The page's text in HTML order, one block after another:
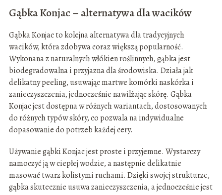
Gąbka Konjac – alternatywa dla wacików
Gąbka Konjac to kolejna alternatywa dla tradycyjnych
wacików, która zdobywa coraz większą popularność.
Wykonana z naturalnych włókien roślinnych, gąbka jest
biodegradowalna i przyjazna dla środowiska. Działa jak
delikatny peeling, usuwając martwe komórki naskórka i
zanieczyszczenia, jednocześnie nawilżając skórę. Gąbka
Konjac jest dostępna w różnych wariantach, dostosowanych
do różnych typów skóry, co pozwala na indywidualne
dopasowanie do potrzeb każdej cery.
Używanie gąbki Konjac jest proste i przyjemne. Wystarczy
namoczyć ją w ciepłej wodzie, a następnie delikatnie
masować twarz kolistymi ruchami. Dzięki swojej strukturze,
gąbka skutecznie usuwa zanieczyszczenia, a jednocześnie jest